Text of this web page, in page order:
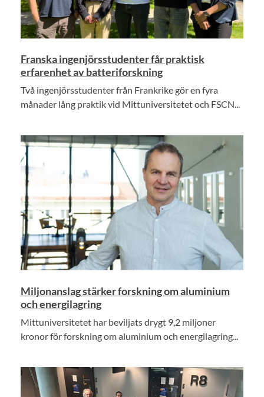
Franska ingenjörsstudenter får praktisk
erfarenhet av batteriforskning
Två ingenjörsstudenter från Frankrike gör en fyra
månader lång praktik vid Mittuniversitetet och FSCN...
Miljonanslag stärker forskning om aluminium
och energilagring
Mittuniversitetet har beviljats drygt 9,2 miljoner
kronor för forskning om aluminium och energilagring...